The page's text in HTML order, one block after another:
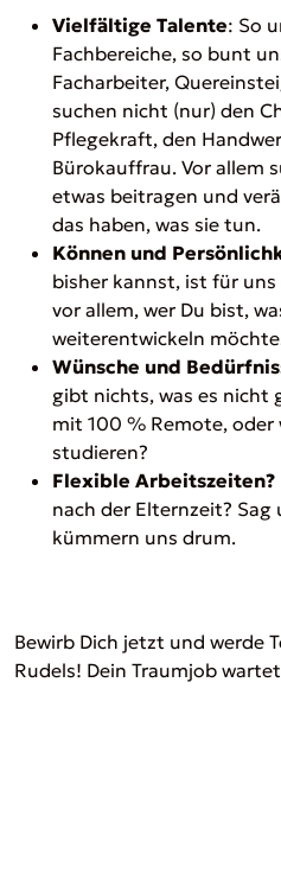
Vielfältige Talente: So
Fachbereiche, so bunt
Facharbeiter,
suchen nicht (nur) den
Pflegekraft, den
Bürokauffrau. Vor allem
etwas beitragen und
das haben, was sie tun.
Können und
bisher kannst, ist für
vor allem, wer Du bist,
weiterentwickeln
Wünsche und
gibt nichts, was es nicht
mit 100 % Remote,
studieren?
Flexible Arbeitszeiten?
nach der Elternzeit? Sag
kümmern uns drum.
Bewirb Dich jetzt und werde
Rudels! Dein Traumjob